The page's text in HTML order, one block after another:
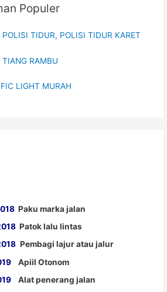
Populer
POLISI TIDUR, POLISI TIDUR KARET
TIANG RAMBU
LIGHT MURAH
Paku marka jalan
Patok lalu lintas
Pembagi lajur atau jalur
Apiil Otonom
Alat penerang jalan